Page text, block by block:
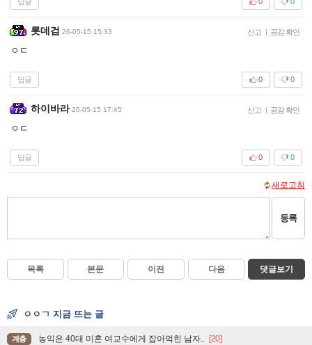
롯데검 26-05-15 15:33 신고 | 공감 확인
ㅇㄷ
답글 0
0
하이바라 26-05-15 17:45 신고 | 공감 확인
ㅇㄷ
답글 0
0
새로고침
등록
목록 본문 이전 다음 댓글보기
ㅇㅇㄱ 지금 뜨는 글
계층 농익은 40대 미혼 여교수에게 잡아먹힌 남자.. [20]